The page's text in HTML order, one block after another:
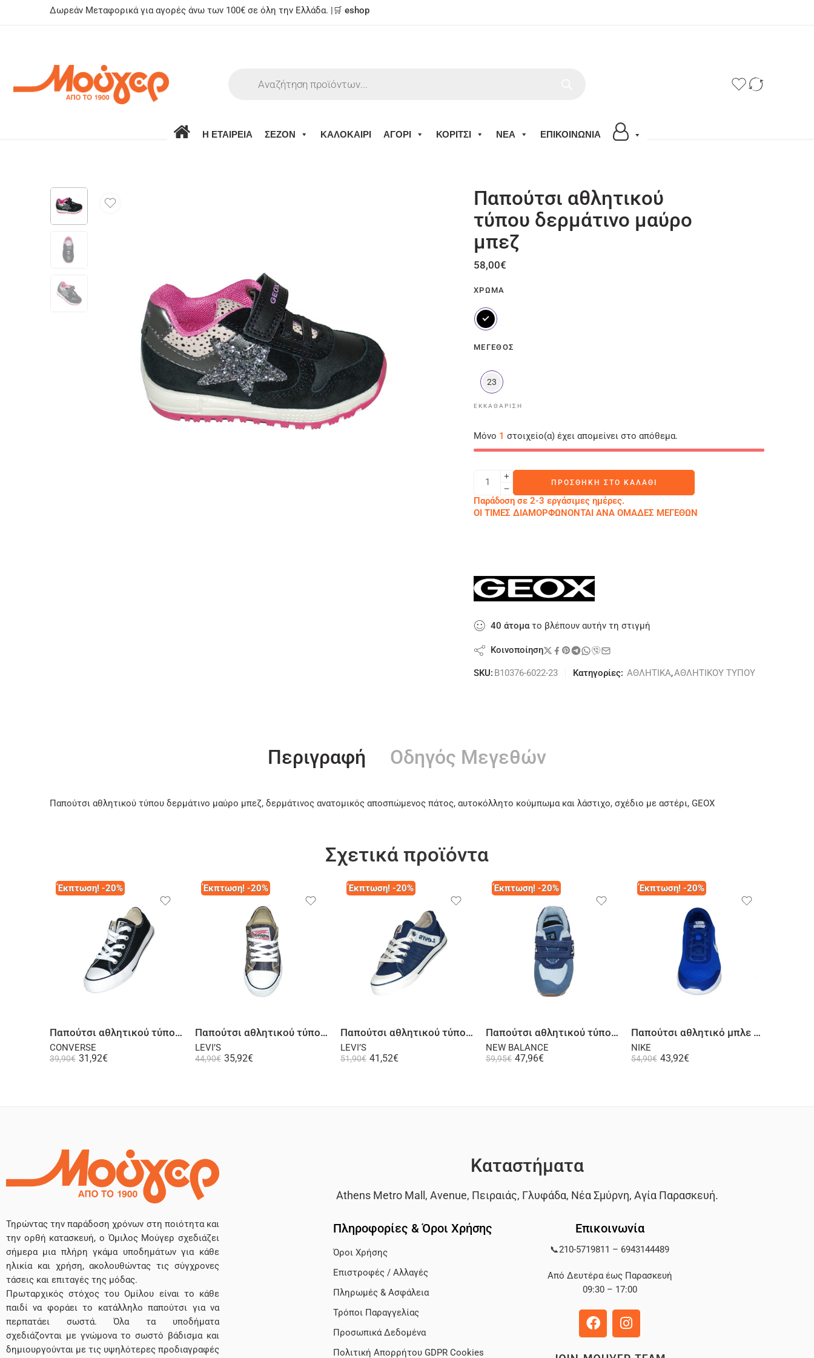
Δωρεάν Μεταφορικά για αγορές άνω των 100€ σε όλη την Ελλάδα. |🛒 eshop
Η ΕΤΑΙΡΕΙΑ ΣΕΖΟΝ ΚΑΛΟΚΑΙΡΙ ΑΓΟΡΙ ΚΟΡΙΤΣΙ ΝΕΑ ΕΠΙΚΟΙΝΩΝΙΑ
Παπούτσι αθλητικού
τύπου δερμάτινο μαύρο
μπεζ
58,00€
ΧΡΏΜΑ
ΜΈΓΕΘΟΣ
23
ΕΚΚΑΘΆΡΙΣΗ
Μόνο 1 στοιχείο(α) έχει απομείνει στο απόθεμα.
ΠΡΟΣΘΉΚΗ ΣΤΟ ΚΑΛΆΘΙ
Παράδοση σε 2-3 εργάσιμες ημέρες.
ΟΙ ΤΙΜΕΣ ΔΙΑΜΟΡΦΩΝΟΝΤΑΙ ΑΝΑ ΟΜΑΔΕΣ ΜΕΓΕΘΩΝ
40 άτοματο βλέπουν αυτήν τη στιγμή
Κοινοποίηση
SKU: B10376-6022-23 Κατηγορίες: ΑΘΛΗΤΙΚΑ,ΑΘΛΗΤΙΚΟΥ ΤΥΠΟΥ
Περιγραφή Οδηγός Μεγεθών
Παπούτσι αθλητικού τύπου δερμάτινο μαύρο μπεζ, δερμάτινος ανατομικός αποσπώμενος πάτος, αυτοκόλλητο κούμπωμα και λάστιχο, σχέδιο με αστέρι, GEOX
Σχετικά προϊόντα
Έκπτωση! -20%
Παπούτσι αθλητικού τύπου μαύρο
CONVERSE
39,90€ 31,92€
Έκπτωση! -20%
Επιλογή
Παπούτσι αθλητικού τύπου γκρι
LEVI’S
44,90€ 35,92€
Έκπτωση! -20%
Παπούτσι αθλητικού τύπου τζην
LEVI’S
51,90€ 41,52€
Έκπτωση! -20%
Επιλογή
Παπούτσι αθλητικού τύπου μπλε ραφ
NEW BALANCE
59,95€ 47,96€
Έκπτωση! -20%
Παπούτσι αθλητικό μπλε ρουά
NIKE
54,90€ 43,92€
Τηρώντας την παράδοση χρόνων στη ποιότητα και
την ορθή κατασκευή, ο Όμιλος Μούγερ σχεδιάζει
σήμερα μια πλήρη γκάμα υποδημάτων για κάθε
ηλικία και χρήση, ακολουθώντας τις σύγχρονες
τάσεις και επιταγές της μόδας.
Πρωταρχικός στόχος του Ομίλου είναι το κάθε
παιδί να φοράει το κατάλληλο παπούτσι για να
περπατάει σωστά. Όλα τα υποδήματα
σχεδιάζονται με γνώμονα το σωστό βάδισμα και
δημιουργούνται με τις υψηλότερες προδιαγραφές
Καταστήματα
Athens Metro Mall , Avenue, Πειραιάς, Γλυφάδα, Νέα Σμύρνη, Αγία Παρασκευή.
Πληροφορίες & Όροι Χρήσης
Όροι Χρήσης
Επιστροφές / Αλλαγές
Πληρωμές & Ασφάλεια
Τρόποι Παραγγελίας
Προσωπικά Δεδομένα
Πολιτική Απορρήτου GDPR Cookies
Επικοινωνία
📞210-5719811 – 6943144489
Από Δευτέρα έως Παρασκευή
09:30 – 17:00